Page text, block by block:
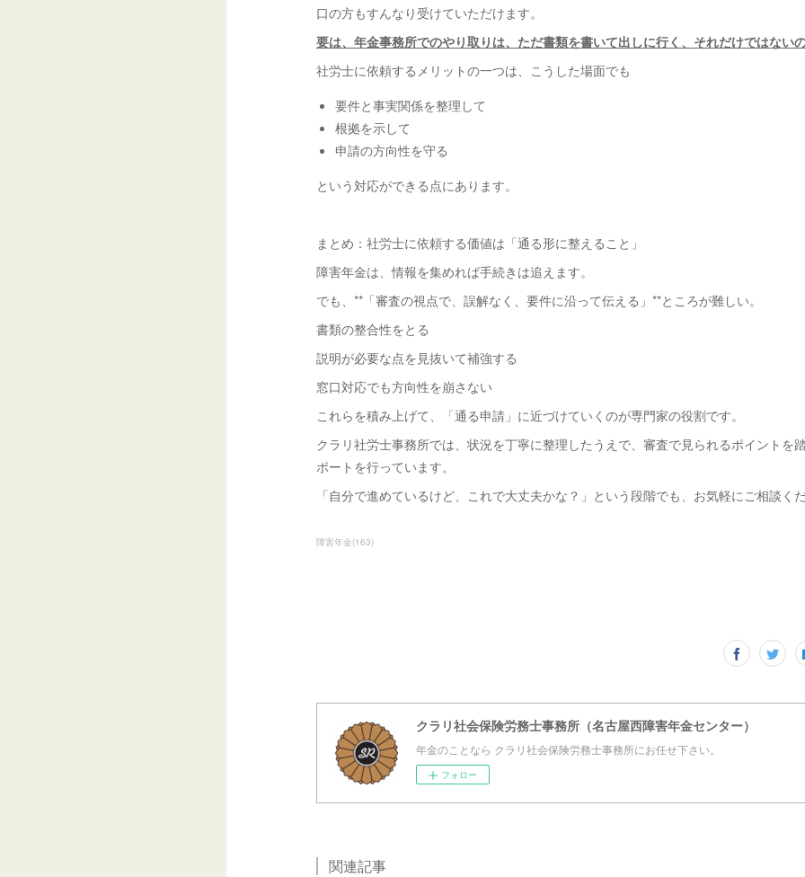
口の方もすんなり受けていただけます。
要は、年金事務所でのやり取りは、ただ書類を書いて出しに行く、それだけではない
社労士に依頼するメリットの一つは、こうした場面でも
要件と事実関係を整理して
根拠を示して
申請の方向性を守る
という対応ができる点にあります。
まとめ：社労士に依頼する価値は「通る形に整えること」
障害年金は、情報を集めれば手続きは追えます。
でも、**「審査の視点で、誤解なく、要件に沿って伝える」**ところが難しい。
書類の整合性をとる
説明が必要な点を見抜いて補強する
窓口対応でも方向性を崩さない
これらを積み上げて、「通る申請」に近づけていくのが専門家の役割です。
クラリ社労士事務所では、状況を丁寧に整理したうえで、審査で見られるポイントを
ポートを行っています。
「自分で進めているけど、これで大丈夫かな？」という段階でも、お気軽にご相談く
障害年金(163)
クラリ社会保険労務士事務所（名古屋西障害年金センター）
年金のことなら クラリ社会保険労務士事務所にお任せ下さい。
フォロー
関連記事